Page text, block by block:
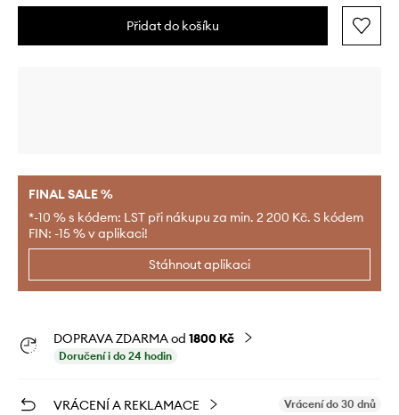
Přidat do košíku
FINAL SALE %
*-10 % s kódem: LST při nákupu za min. 2 200 Kč. S kódem
FIN: -15 % v aplikaci!
Stáhnout aplikaci
DOPRAVA ZDARMA od 1800 Kč
Doručení i do 24 hodin
VRÁCENÍ A REKLAMACE Vrácení do 30 dnů